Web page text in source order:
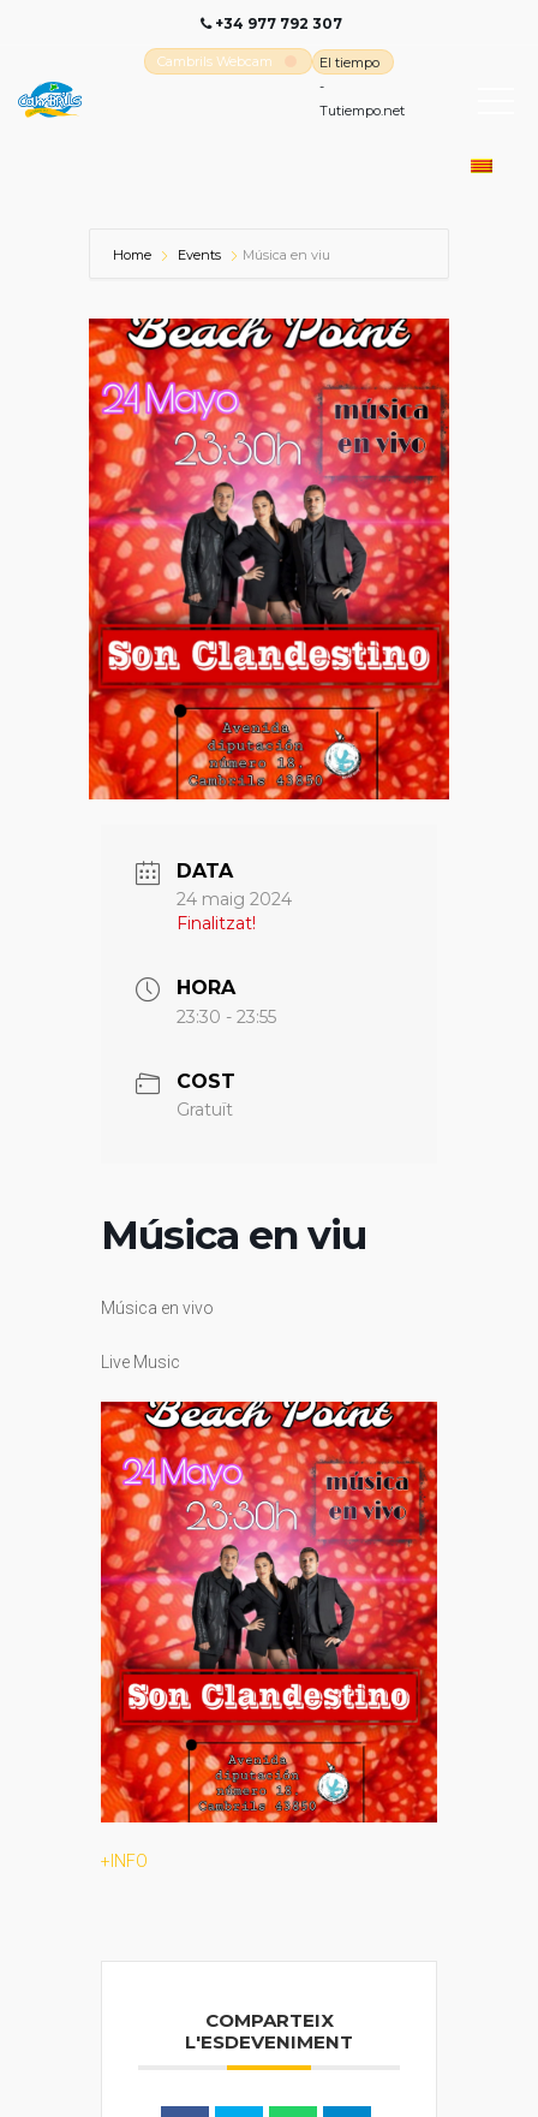
+34 977 792 307
Cambrils Webcam
El tiempo
-
Tutiempo.net
Home Events Música en viu
DATA
24 maig 2024
Finalitzat!
HORA
23:30 - 23:55
COST
Gratuït
Música en viu
Música en vivo
Live Music
+INFO
COMPARTEIX
L'ESDEVENIMENT